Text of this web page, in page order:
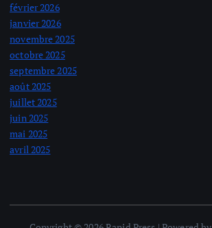
février 2026
janvier 2026
novembre 2025
octobre 2025
septembre 2025
août 2025
juillet 2025
juin 2025
mai 2025
avril 2025